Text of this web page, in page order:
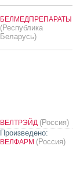
БЕЛМЕДПРЕПАРАТЫ
(Республика
Беларусь)
ВЕЛТРЭЙД (Россия)
Произведено:
ВЕЛФАРМ (Россия)